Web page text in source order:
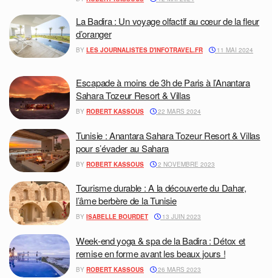
La Badira : Un voyage olfactif au cœur de la fleur
d’oranger
BY LES JOURNALISTES D'INFOTRAVEL.FR 11 MAI 2024
Escapade à moins de 3h de Paris à l’Anantara
Sahara Tozeur Resort & Villas
BY ROBERT KASSOUS 22 MARS 2024
Tunisie : Anantara Sahara Tozeur Resort & Villas
pour s’évader au Sahara
BY ROBERT KASSOUS 2 NOVEMBRE 2023
Tourisme durable : A la découverte du Dahar,
l’âme berbère de la Tunisie
BY ISABELLE BOURDET 13 JUIN 2023
Week-end yoga & spa de la Badira : Détox et
remise en forme avant les beaux jours !
BY ROBERT KASSOUS 26 MARS 2023